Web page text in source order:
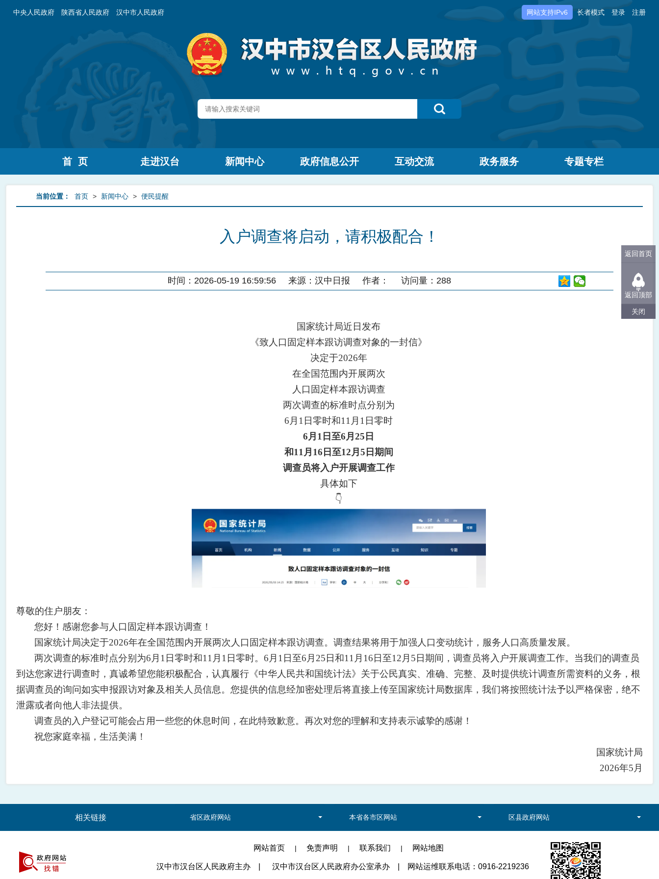
中央人民政府 陕西省人民政府 汉中市人民政府 网站支持IPv6 长者模式 登录 注册
首 页 走进汉台 新闻中心 政府信息公开 互动交流 政务服务 专题专栏
当前位置： 首页 > 新闻中心 > 便民提醒
入户调查将启动，请积极配合！
时间：2026-05-19 16:59:56 来源： 汉中日报 作者： 访问量： 288
国家统计局近日发布
《致人口固定样本跟访调查对象的一封信》
决定于2026年
在全国范围内开展两次
人口固定样本跟访调查
两次调查的标准时点分别为
6月1日零时和11月1日零时
6月1日至6月25日
和11月16日至12月5日期间
调查员将入户开展调查工作
具体如下
👇
尊敬的住户朋友：
您好！感谢您参与人口固定样本跟访调查！
国家统计局决定于2026年在全国范围内开展两次人口固定样本跟访调查。调查结果将用于加强人口变动统计，服务人口高质量发展。
两次调查的标准时点分别为6月1日零时和11月1日零时。6月1日至6月25日和11月16日至12月5日期间，调查员将入户开展调查工作。当我们的调查员
到达您家进行调查时，真诚希望您能积极配合，认真履行《中华人民共和国统计法》关于公民真实、准确、完整、及时提供统计调查所需资料的义务，根
据调查员的询问如实申报跟访对象及相关人员信息。您提供的信息经加密处理后将直接上传至国家统计局数据库，我们将按照统计法予以严格保密，绝不
泄露或者向他人非法提供。
调查员的入户登记可能会占用一些您的休息时间，在此特致歉意。再次对您的理解和支持表示诚挚的感谢！
祝您家庭幸福，生活美满！
国家统计局
2026年5月
相关链接 省区政府网站 本省各市区网站 区县政府网站
网站首页 | 免责声明 | 联系我们 | 网站地图
汉中市汉台区人民政府主办 汉中市汉台区人民政府办公室承办 网站运维联系电话：0916-2219236
返回首页
返回顶部
关闭